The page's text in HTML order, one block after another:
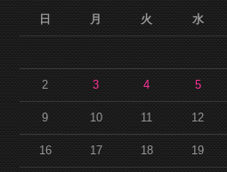
日
月 火 水
2 3 4 5
9 10 11 12
16 17 18 19